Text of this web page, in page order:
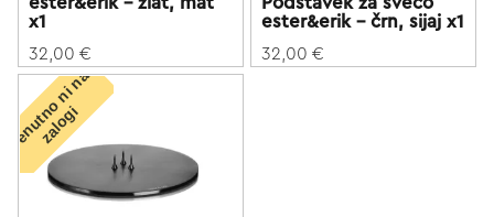
x1
32,00 €
ester&erik - črn, sijaj x1
32,00 €
T
r
e
n
u
t
n
o
n
i
n
a
z
a
l
o
g
i